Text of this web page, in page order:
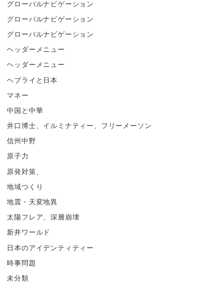
グローバルナビゲーション
グローバルナビゲーション
グローバルナビゲーション
ヘッダーメニュー
ヘッダーメニュー
ヘブライと日本
マネー
中国と中華
井口博士、イルミナティー、フリーメーソン
信州中野
原子力
原発対策、
地域つくり
地震・天変地異
太陽フレア、深層崩壊
新井ワールド
日本のアイデンティティー
時事問題
未分類